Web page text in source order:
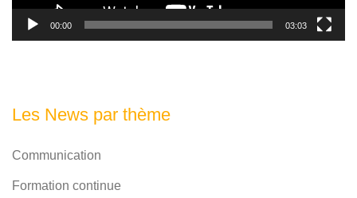
00:00 03:03
Les News par thème
Communication
Formation continue